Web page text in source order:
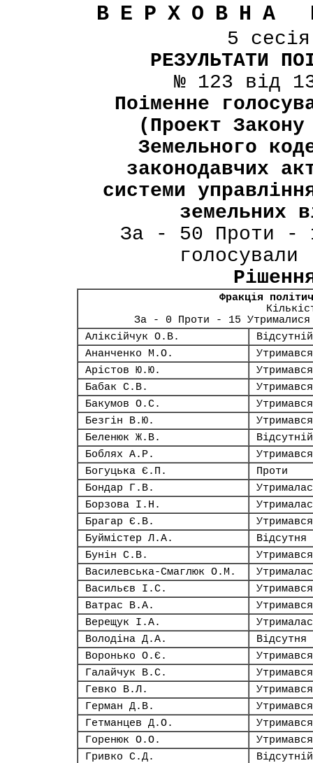
ВЕРХОВНА
5
РЕЗУЛЬТАТИ
№ 123 від
Поіменне
(Проект
Земельного
законодавчих
системи
земельних
За - 50 Проти -
Фракція
За - 0 Проти - 15
Аліксійчук О.В.
Відсутній
Ананченко М.О.
Утримався
Арістов Ю.Ю.
Утримався
Бабак С.В.
Утримався
Бакумов О.С.
Утримався
Безгін В.Ю.
Утримався
Беленюк Ж.В.
Відсутній
Боблях А.Р.
Утримався
Богуцька Є.П.
Проти
Бондар Г.В.
Борзова І.Н.
Брагар Є.В.
Утримався
Буймістер Л.А.
Відсутня
Бунін С.В.
Утримався
Василевська-Смаглюк О.М.
Васильєв І.С.
Утримався
Ватрас В.А.
Утримався
Верещук І.А.
Володіна Д.А.
Відсутня
Воронько О.Є.
Утримався
Галайчук В.С.
Утримався
Гевко В.Л.
Утримався
Герман Д.В.
Утримався
Гетманцев Д.О.
Утримався
Горенюк О.О.
Утримався
Гривко С.Д.
Відсутній